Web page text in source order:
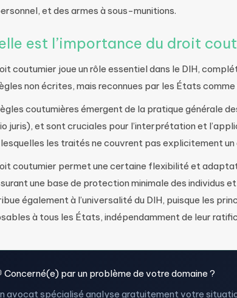
et des armes à sous-munitions.
est l’importance du droit
coutumier joue un rôle essentiel dans le DIH,
non écrites, mais reconnues par les États
coutumières émergent de la pratique générale
juris), et sont cruciales pour l’interprétation et
les traités ne couvrent pas explicitement
coutumier permet une certaine flexibilité et
une base de protection minimale des individus
également à l’universalité du DIH, puisque les
à tous les États, indépendamment de leur
Concerné(e) par un problème de votre domaine ?
avocat spécialisé analyse gratuitement votre